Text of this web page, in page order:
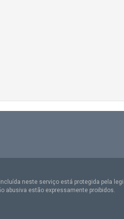
neste serviço está protegida pela
abusiva estão expressamente proibidos.